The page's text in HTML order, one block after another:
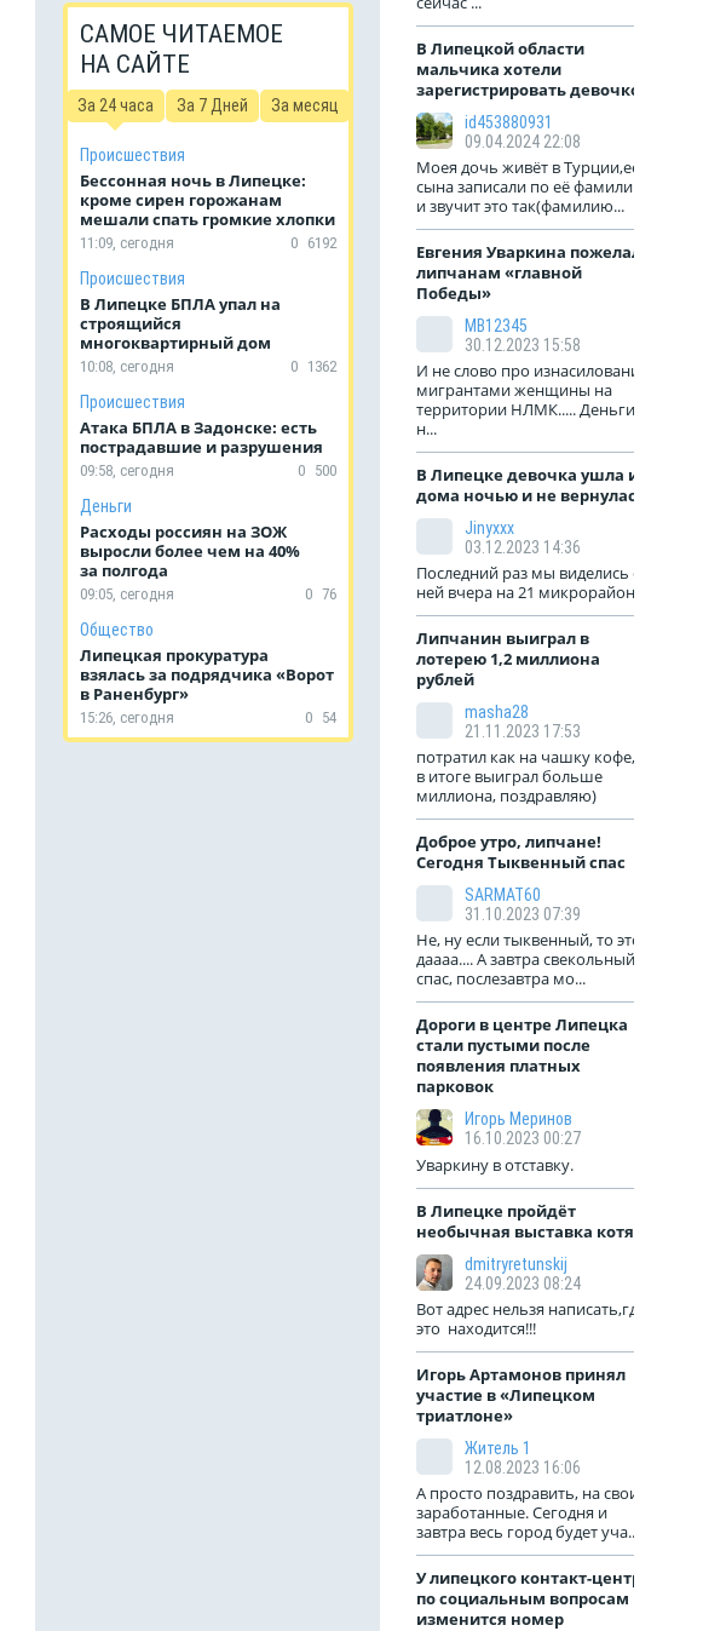
САМОЕ ЧИТАЕМОЕ
НА САЙТЕ
За 24 часа За 7 Дней За месяц
Происшествия
Бессонная ночь в Липецке:
кроме сирен горожанам
мешали спать громкие хлопки
11:09, сегодня 0 6192
Происшествия
В Липецке БПЛА упал на
строящийся
многоквартирный дом
10:08, сегодня 0 1362
Происшествия
Атака БПЛА в Задонске: есть
пострадавшие и разрушения
09:58, сегодня 0 500
Деньги
Расходы россиян на ЗОЖ
выросли более чем на 40%
за полгода
09:05, сегодня 0 76
Общество
Липецкая прокуратура
взялась за подрядчика «Ворот
в Раненбург»
15:26, сегодня 0 54
В Липецкой области
мальчика хотели
зарегистрировать девочкой
id453880931
09.04.2024 22:08
Моея дочь живёт в Турции,её
сына записали по её фамилии
и звучит это так(фамилию...
Евгения Уваркина пожелала
липчанам «главной
Победы»
МВ12345
30.12.2023 15:58
И не слово про изнасилование
мигрантами женщины на
территории НЛМК..... Деньги
н...
В Липецке девочка ушла из
дома ночью и не вернулась
Jinyxxx
03.12.2023 14:36
Последний раз мы виделись с
ней вчера на 21 микрорайоне
Липчанин выиграл в
лотерею 1,2 миллиона
рублей
masha28
21.11.2023 17:53
потратил как на чашку кофе, а
в итоге выиграл больше
миллиона, поздравляю)
Доброе утро, липчане!
Сегодня Тыквенный спас
SARMAT60
31.10.2023 07:39
Не, ну если тыквенный, то это
даааа.... А завтра свекольный
спас, послезавтра мо...
Дороги в центре Липецка
стали пустыми после
появления платных
парковок
Игорь Меринов
16.10.2023 00:27
Уваркину в отставку.
В Липецке пройдёт
необычная выставка котят
dmitryretunskij
24.09.2023 08:24
Вот адрес нельзя написать,где
это находится!!!
Игорь Артамонов принял
участие в «Липецком
триатлоне»
Житель 1
12.08.2023 16:06
А просто поздравить, на свои
заработанные. Сегодня и
завтра весь город будет уча...
У липецкого контакт-центра
по социальным вопросам
изменится номер